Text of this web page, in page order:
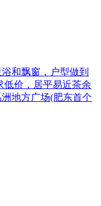
和飘窗，户型做到
低价，居平易近茶余
地方广场(肥东首个